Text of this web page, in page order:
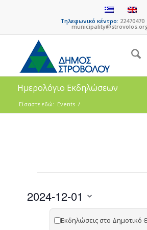
Τηλεφωνικό κέντρο:
Ημερολόγιο Εκδηλώσεων
Είσαστε εδώ: Events /
2024-12-01
Εκδηλώσεις στο Δημοτικό